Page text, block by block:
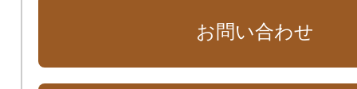
お問い合わせ